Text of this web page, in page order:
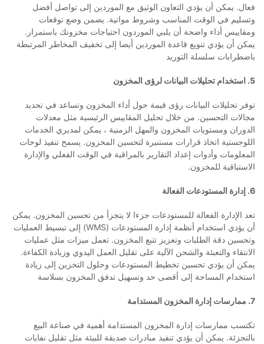
فعال. يمكن أن يؤدي التعاون الوثيق مع الموردين إلى تواصل أفضل
وتسليم في الوقت المناسب وشروط مواتية. يضمن وضع توقعات
ومقاييس أداء واضحة أن يلبي الموردون احتياجات مخزونك باستمرار.
يمكن أن يؤدي تنويع قاعدة الموردين أيضا إلى تخفيف المخاطر المرتبطة
باضطرابات سلسلة التوريد
5. استخدام تحليلات البيانات لرؤى المخزون
توفر تحليلات البيانات رؤى قيمة حول أداء المخزون وتساعد في تحديد
مجالات التحسين. من خلال تحليل المقاييس الرئيسية مثل معدلات
الدوران ومستويات المخزون والمهل الزمنية ، يمكن لمديري الخدمات
اللوجستية اتخاذ قرارات مستنيرة لتحسين المخزون. يسمح تنفيذ لوحات
المعلومات وأدوات إعداد التقارير بالمراقبة في الوقت الفعلي والإدارة
الاستباقية للمخزون.
6. إدارة المستودعات الفعالة
تعد الإدارة الفعالة للمستودعات جزءا لا يتجزأ من تحسين المخزون. يمكن
أن يؤدي استخدام أنظمة إدارة المستودعات (WMS) إلى تبسيط العمليات
وتحسين دقة الطلبات وتعزيز تتبع المخزون. تعمل ميزات مثل عمليات
الانتقاء والتعبئة والشحن الآلية على تقليل العمل اليدوي وزيادة الكفاءة.
يمكن أن يؤدي تحسين تخطيط المستودعات وحلول التخزين إلى زيادة
استخدام المساحة إلى أقصى حد وتسهيل تدفق المخزون بسلاسة
7. ممارسات إدارة المخزون المستدامة
تكتسب ممارسات إدارة المخزون المستدامة أهمية في صناعة البيع
بالتجزئة. يمكن أن يؤدي تنفيذ مبادرات صديقة للبيئة مثل تقليل نفايات